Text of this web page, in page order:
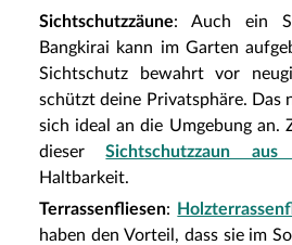
Sichtschutzzäune: Auch ein
Bangkirai kann im Garten
Sichtschutz bewahrt vor
schützt deine Privatsphäre. Das
sich ideal an die Umgebung an.
dieserSichtschutzzaun aus
Haltbarkeit.
Terrassenfliesen:
haben den Vorteil, dass sie im